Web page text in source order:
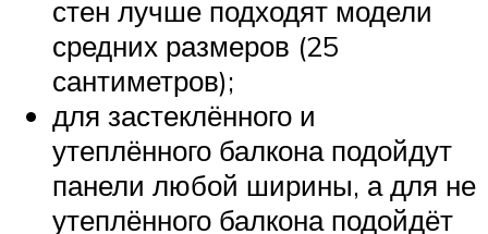
стен лучше подходят модели
средних размеров (25
сантиметров);
для застеклённого и
утеплённого балкона подойдут
панели любой ширины, а для не
утеплённого балкона подойдёт